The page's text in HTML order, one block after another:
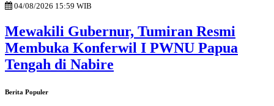
04/08/2026 15:59 WIB
Mewakili Gubernur, Tumiran Resmi
Membuka Konferwil I PWNU Papua
Tengah di Nabire
Berita Populer